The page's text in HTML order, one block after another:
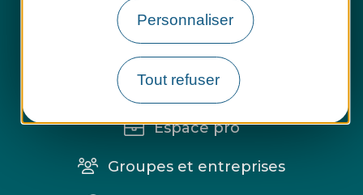
Personnaliser
Tout refuser
Espace presse
Espace pro
Groupes et entreprises